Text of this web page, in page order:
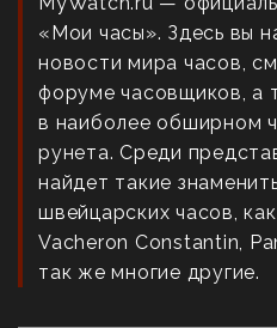
«Мои часы». Здесь вы
новости мира часов,
форуме часовщиков, а
в наиболее обширном
рунета. Среди
найдет такие
швейцарских часов,
Vacheron Constantin,
так же многие другие.